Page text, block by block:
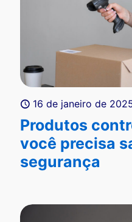
16 de janeiro de
Produtos
você precisa
segurança